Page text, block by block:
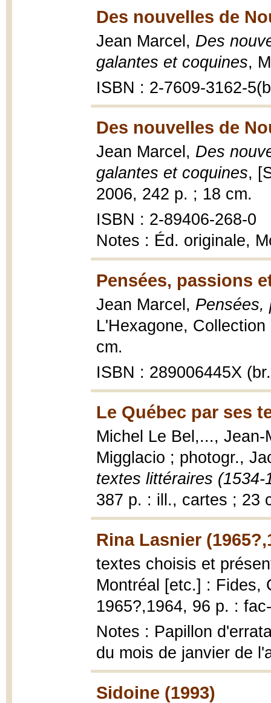
Des nouvelles de
Jean Marcel, Des
galantes et coquines,
ISBN : 2-7609-3162-
Des nouvelles de
Jean Marcel, Des
galantes et coquines,
2006, 242 p. ; 18 cm.
ISBN : 2-89406-268-0
Notes : Éd. originale,
Pensées, passions
Jean Marcel, Pensées,
L'Hexagone,
cm.
ISBN : 289006445X
Le Québec par ses
Michel Le Bel,...,
Migglacio ; photogr.,
textes littéraires (1534-
387 p. : ill., cartes ; 23
Rina Lasnier
textes choisis et
Montréal [etc.] : Fides,
1965?,1964, 96 p. :
Notes : Papillon
du mois de janvier de
Sidoine (1993)